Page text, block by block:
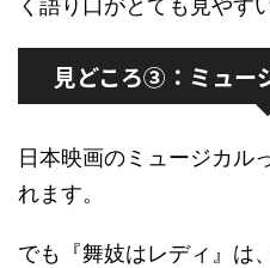
く語り口がとても見やす
見どころ③：ミュー
日本映画のミュージカル
れます。
でも『舞妓はレディ』は